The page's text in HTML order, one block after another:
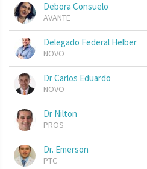
Debora Consuelo
AVANTE
Delegado Federal Helber
NOVO
Dr Carlos Eduardo
NOVO
Dr Nilton
PROS
Dr. Emerson
PTC